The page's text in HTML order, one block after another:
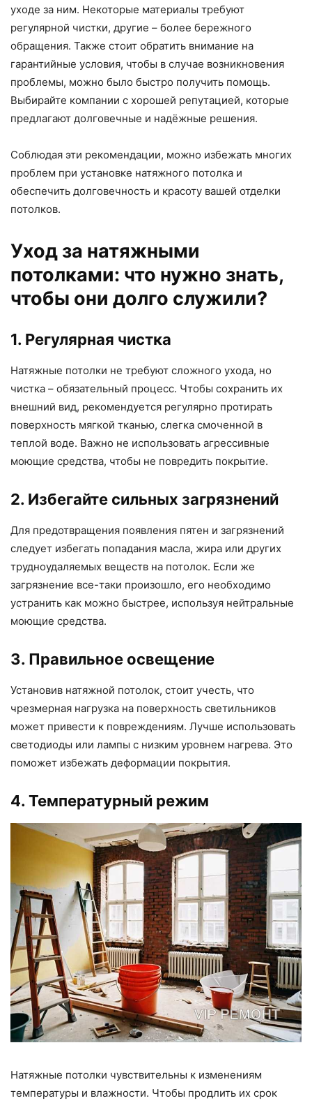
уходе за ним. Некоторые материалы требуют
регулярной чистки, другие – более бережного
обращения. Также стоит обратить внимание на
гарантийные условия, чтобы в случае возникновения
проблемы, можно было быстро получить помощь.
Выбирайте компании с хорошей репутацией, которые
предлагают долговечные и надёжные решения.
Соблюдая эти рекомендации, можно избежать многих
проблем при установке натяжного потолка и
обеспечить долговечность и красоту вашей отделки
потолков.
Уход за натяжными
потолками: что нужно знать,
чтобы они долго служили?
1. Регулярная чистка
Натяжные потолки не требуют сложного ухода, но
чистка – обязательный процесс. Чтобы сохранить их
внешний вид, рекомендуется регулярно протирать
поверхность мягкой тканью, слегка смоченной в
теплой воде. Важно не использовать агрессивные
моющие средства, чтобы не повредить покрытие.
2. Избегайте сильных загрязнений
Для предотвращения появления пятен и загрязнений
следует избегать попадания масла, жира или других
трудноудаляемых веществ на потолок. Если же
загрязнение все-таки произошло, его необходимо
устранить как можно быстрее, используя нейтральные
моющие средства.
3. Правильное освещение
Установив натяжной потолок, стоит учесть, что
чрезмерная нагрузка на поверхность светильников
может привести к повреждениям. Лучше использовать
светодиоды или лампы с низким уровнем нагрева. Это
поможет избежать деформации покрытия.
4. Температурный режим
Натяжные потолки чувствительны к изменениям
температуры и влажности. Чтобы продлить их срок